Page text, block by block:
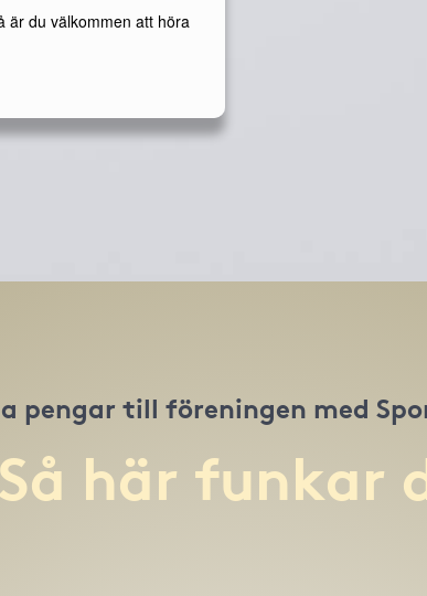
är du välkommen att höra
pengar till föreningen med
här funkar